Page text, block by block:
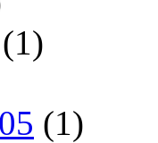
(1)
(1)